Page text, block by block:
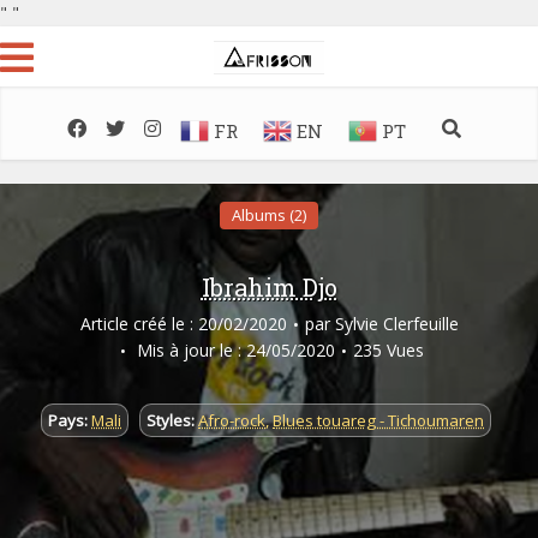
" "
FR EN PT
Albums (2)
Ibrahim Djo
Article créé le : 20/02/2020 par Sylvie Clerfeuille
Mis à jour le : 24/05/2020
235 Vues
Pays:Mali Styles:Afro-rock,Blues touareg - Tichoumaren